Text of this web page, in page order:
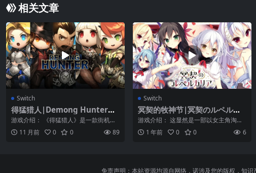
相关文章
Switch
得猛猎人|Demong Hunter中
文
游戏介绍： 《得猛猎人》是一款街机类
动作游戏。游戏活动得短而粗，[有结束
单人游戏...
11 月前 0 0 89
Switch
冥契的牧神节|冥契のルペルカ
リア
游戏介绍： 这显然是一部以女主角淘汰
机制为特色的游戏。按照这种游戏的惯
例，每个女...
1 年前 0 0 6
免责声明：本站资源均源自网络，诺涉及您的版权，知